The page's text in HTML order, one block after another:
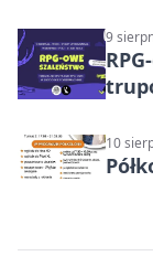
9
10